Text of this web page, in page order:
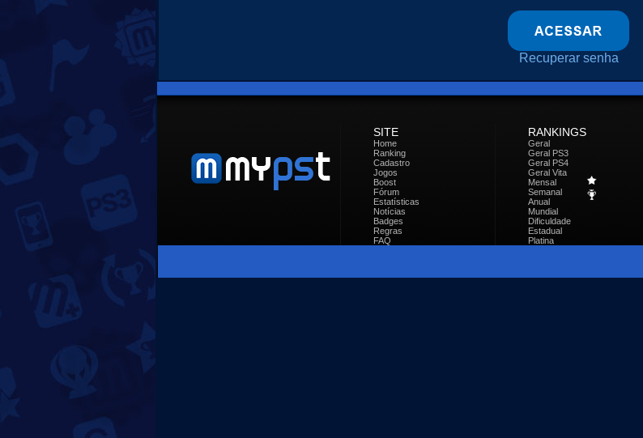
Recuperar senha
SITE RANKINGS
Home
Ranking
Cadastro
Jogos
Boost
Fórum
Estatísticas
Notícias
Badges
Regras
FAQ
Geral
Geral PS3
Geral PS4
Geral Vita
Mensal
Semanal
Anual
Mundial
Dificuldade
Estadual
Platina